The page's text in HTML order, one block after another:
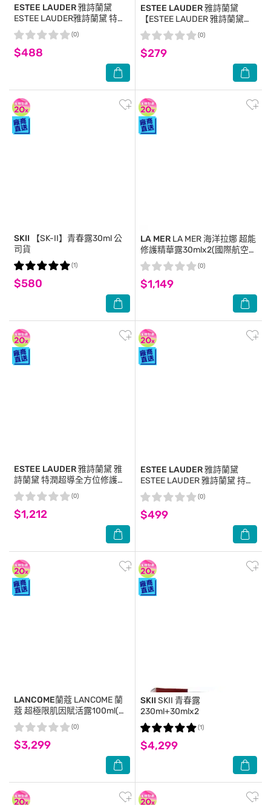
ESTEE LAUDER 雅詩蘭黛
ESTEE LAUDER雅詩蘭黛 特潤
超導全方位修護露(7ml) 3入組
_公司貨
$488
(0)
ESTEE LAUDER 雅詩蘭黛
【ESTEE LAUDER 雅詩蘭黛】
特潤超導全方位修護露7ml 公司
貨 小棕瓶
$279
(0)
SKII 【SK-II】青春露30ml 公
司貨
$580
(1)
LA MER LA MER 海洋拉娜 超能
修護精華露30mlx2(國際航空
版)
$1,149
(0)
ESTEE LAUDER 雅詩蘭黛雅
詩蘭黛 特潤超導全方位修護露
15mlx2+年輕無敵膠原霜
15mlX2
$1,212
(0)
ESTEE LAUDER 雅詩蘭黛
ESTEE LAUDER 雅詩蘭黛 持久
美肌粉底組[乖乖乳15ml+ 粉持
久粉底7ml]-專櫃公司貨
$499
(0)
LANCOME蘭蔻 LANCOME 蘭
蔻 超極限肌因賦活露100ml(贈
賦活露5mlx6)
$3,299
(0)
SKII SKII 青春露
230ml+30mlx2
$4,299
(1)